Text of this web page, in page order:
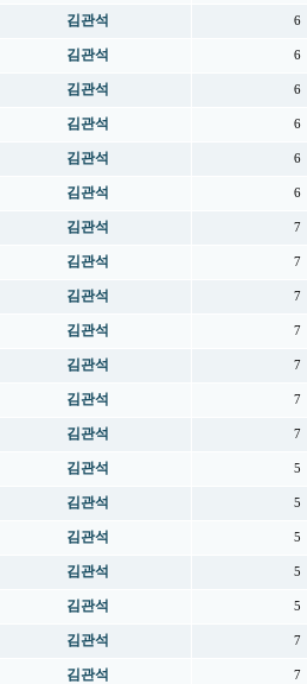
김관석 6
김관석 6
김관석 6
김관석 6
김관석 6
김관석 6
김관석 7
김관석 7
김관석 7
김관석 7
김관석 7
김관석 7
김관석 7
김관석 5
김관석 5
김관석 5
김관석 5
김관석 5
김관석 7
김관석 7